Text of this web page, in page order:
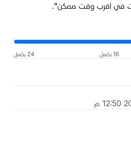
في أقرب وقت ممكن".
16 بكسل 24 بكسل